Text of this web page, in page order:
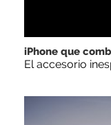
iPhone que
El accesorio